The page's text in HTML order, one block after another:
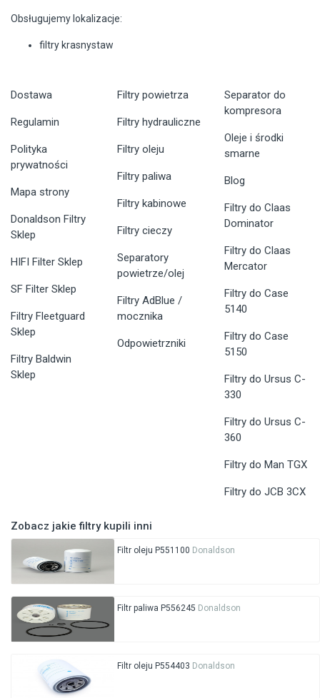
Obsługujemy lokalizacje:
filtry krasnystaw
Dostawa
Regulamin
Polityka
prywatności
Mapa strony
Donaldson Filtry
Sklep
HIFI Filter Sklep
SF Filter Sklep
Filtry Fleetguard
Sklep
Filtry Baldwin
Sklep
Filtry powietrza
Filtry hydrauliczne
Filtry oleju
Filtry paliwa
Filtry kabinowe
Filtry cieczy
Separatory
powietrze/olej
Filtry AdBlue /
mocznika
Odpowietrzniki
Separator do
kompresora
Oleje i środki
smarne
Blog
Filtry do Claas
Dominator
Filtry do Claas
Mercator
Filtry do Case
5140
Filtry do Case
5150
Filtry do Ursus C-
330
Filtry do Ursus C-
360
Filtry do Man TGX
Filtry do JCB 3CX
Zobacz jakie filtry kupili inni
Filtr oleju P551100 Donaldson
Filtr paliwa P556245 Donaldson
Filtr oleju P554403 Donaldson